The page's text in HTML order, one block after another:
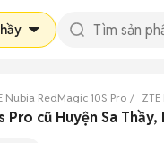
Nubia RedMagic 10S Pro
cũ Huyện Sa Thầy,